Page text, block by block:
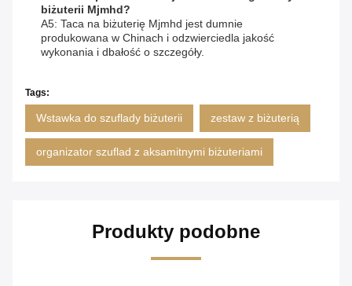
biżuterii Mjmhd?
A5: Taca na biżuterię Mjmhd jest dumnie
produkowana w Chinach i odzwierciedla jakość
wykonania i dbałość o szczegóły.
Tags:
Wstawka do szuflady biżuterii zestaw z biżuterią
organizator szuflad z aksamitnymi biżuteriami
Produkty podobne